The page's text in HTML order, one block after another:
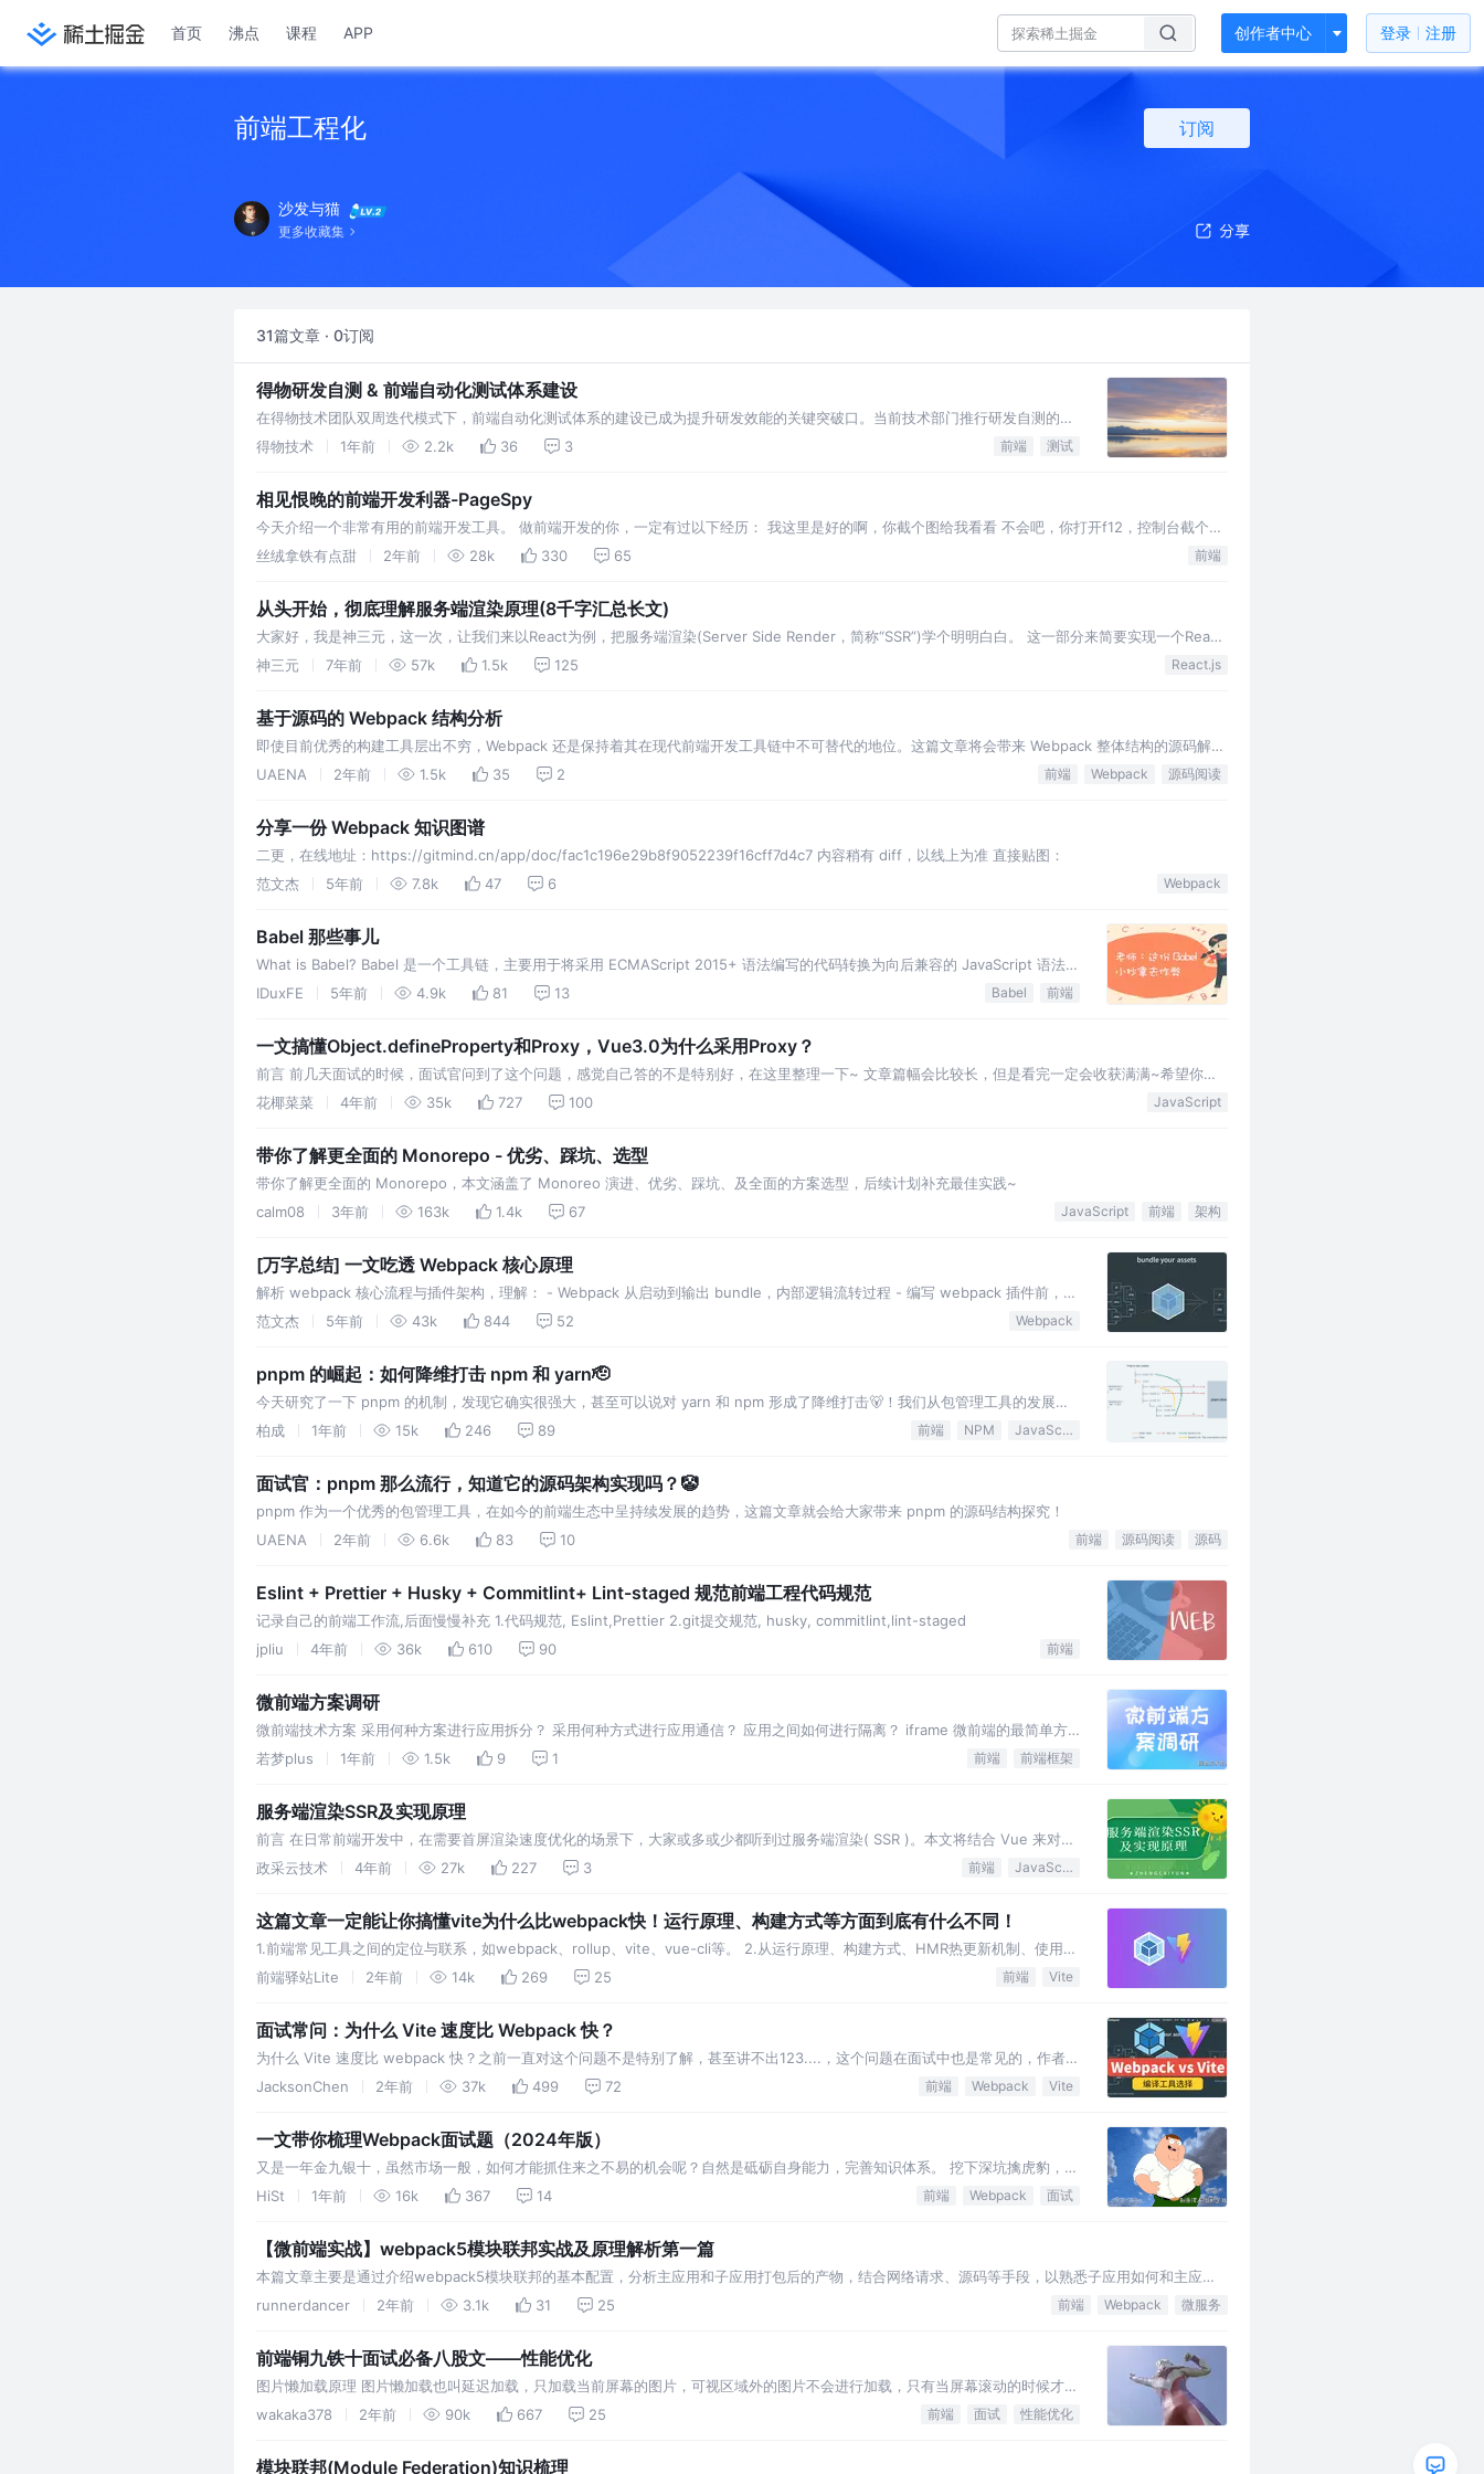
首页 沸点 课程 APP 创作者中心 登录 注册
前端工程化 订阅
沙发与猫
更多收藏集
31篇文章 · 0订阅
得物研发自测 & 前端自动化测试体系建设
在得物技术团队双周迭代模式下，前端自动化测试体系的建设已成为提升研发效能的关键突破口。当前技术部门推行研发自测的核
心诉求，其核心诉求在于通过建立可信的质量保障机制释放测试资源
得物技术 1年前 2.2k 36 3 前端 测试
相见恨晚的前端开发利器-PageSpy
今天介绍一个非常有用的前端开发工具。 做前端开发的你，一定有过以下经历： 我这里是好的啊，你截个图给我看看 不会吧，你打开f12，控制台截个图
给我看看 录个屏给我看看你是怎么操作的 ... 还有，我们
丝绒拿铁有点甜 2年前 28k 330 65 前端
从头开始，彻底理解服务端渲染原理(8千字汇总长文)
大家好，我是神三元，这一次，让我们来以React为例，把服务端渲染(Server Side Render，简称“SSR”)学个明明白白。 这一部分来简要实现一个React
组件的SSR。 一. SSR vs CSR 废话不多说，直接起一个express服务器。 启动之后打开loc…
神三元 7年前 57k 1.5k 125 React.js
基于源码的 Webpack 结构分析
即使目前优秀的构建工具层出不穷，Webpack 还是保持着其在现代前端开发工具链中不可替代的地位。这篇文章将会带来 Webpack 整体结构的源码解
读，内容较多，建议细品+收藏（doge
UAENA 2年前 1.5k 35 2 前端 Webpack 源码阅读
分享一份 Webpack 知识图谱
二更，在线地址：https://gitmind.cn/app/doc/fac1c196e29b8f9052239f16cff7d4c7 内容稍有 diff，以线上为准 直接贴图：
范文杰
5年前 7.8k 47 6 Webpack
Babel 那些事儿
What is Babel? Babel 是一个工具链，主要用于将采用 ECMAScript 2015+ 语法编写的代码转换为向后兼容的 JavaScript 语法，
以便能够运行在当前和旧版本的浏览器
IDuxFE 5年前 4.9k 81 13 Babel 前端
一文搞懂Object.defineProperty和Proxy，Vue3.0为什么采用Proxy？
前言 前几天面试的时候，面试官问到了这个问题，感觉自己答的不是特别好，在这里整理一下~ 文章篇幅会比较长，但是看完一定会收获满满~希望你坚
持看下去呀~
花椰菜菜 4年前 35k 727 100 JavaScript
带你了解更全面的 Monorepo - 优劣、踩坑、选型
带你了解更全面的 Monorepo，本文涵盖了 Monoreo 演进、优劣、踩坑、及全面的方案选型，后续计划补充最佳实践~
calm08
3年前 163k 1.4k 67 JavaScript 前端 架构
[万字总结] 一文吃透 Webpack 核心原理
解析 webpack 核心流程与插件架构，理解： - Webpack 从启动到输出 bundle，内部逻辑流转过程 - 编写 webpack 插件前，你
需要弄清楚哪些问题
范文杰 5年前 43k 844 52 Webpack
pnpm 的崛起：如何降维打击 npm 和 yarn🫡
今天研究了一下 pnpm 的机制，发现它确实很强大，甚至可以说对 yarn 和 npm 形成了降维打击🐻！我们从包管理工具的发展历
史，一起看下到底好在哪里？
柏成 1年前 15k 246 89 前端 NPM JavaScript
面试官：pnpm 那么流行，知道它的源码架构实现吗？🤡
pnpm 作为一个优秀的包管理工具，在如今的前端生态中呈持续发展的趋势，这篇文章就会给大家带来 pnpm 的源码结构探究！
UAENA
2年前 6.6k 83 10 前端 源码阅读 源码
Eslint + Prettier + Husky + Commitlint+ Lint-staged 规范前端工程代码规范
记录自己的前端工作流,后面慢慢补充 1.代码规范, Eslint,Prettier 2.git提交规范, husky, commitlint,lint-staged
jpliu
4年前 36k 610 90 前端
微前端方案调研
微前端技术方案 采用何种方案进行应用拆分？ 采用何种方式进行应用通信？ 应用之间如何进行隔离？ iframe 微前端的最简单方
案，通过iframe加载子应用。 通信可以通过postMessage进行通
若梦plus 1年前 1.5k 9 1 前端 前端框架
服务端渲染SSR及实现原理
前言 在日常前端开发中，在需要首屏渲染速度优化的场景下，大家或多或少都听到过服务端渲染( SSR )。本文将结合 Vue 来对
SSR 的实现逻辑来进行解读。通过阅读本文你将了解到: 服务端渲染的使用
政采云技术 4年前 27k 227 3 前端 JavaScript
这篇文章一定能让你搞懂vite为什么比webpack快！运行原理、构建方式等方面到底有什么不同！
1.前端常见工具之间的定位与联系，如webpack、rollup、vite、vue-cli等。 2.从运行原理、构建方式、HMR热更新机制、使用成
本等方面逐一去分析，vite与webpack之间的差异
前端驿站Lite 2年前 14k 269 25 前端 Vite
面试常问：为什么 Vite 速度比 Webpack 快？
为什么 Vite 速度比 webpack 快？之前一直对这个问题不是特别了解，甚至讲不出123....，这个问题在面试中也是常见的，作者在
学习的过程当中总结了以下几点，在这里分享给大家看一下！
JacksonChen 2年前 37k 499 72 前端 Webpack Vite
一文带你梳理Webpack面试题（2024年版）
又是一年金九银十，虽然市场一般，如何才能抓住来之不易的机会呢？自然是砥砺自身能力，完善知识体系。 挖下深坑擒虎豹，挂
上长线钓金鳌。 本文基于笔者的个人面试经历 + 线上他人面经，筛选整理高频面试题
HiSt 1年前 16k 367 14 前端 Webpack 面试
【微前端实战】webpack5模块联邦实战及原理解析第一篇
本篇文章主要是通过介绍webpack5模块联邦的基本配置，分析主应用和子应用打包后的产物，结合网络请求、源码等手段，以熟悉子应用如何和主应用
共享依赖，子应用是如何加载主应用的脚本，搞懂模块联邦的加载
runnerdancer 2年前 3.1k 31 25 前端 Webpack 微服务
前端铜九铁十面试必备八股文——性能优化
图片懒加载原理 图片懒加载也叫延迟加载，只加载当前屏幕的图片，可视区域外的图片不会进行加载，只有当屏幕滚动的时候才加
载。 特点： 提高网页加载速度 减少后台服务器压力 提升用户体验 原理 将图片地址存
wakaka378 2年前 90k 667 25 前端 面试 性能优化
模块联邦(Module Federation)知识梳理